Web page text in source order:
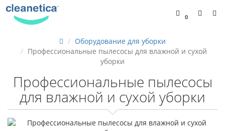
0
Оборудование для уборки
Профессиональные пылесосы для влажной и сухой
уборки
Профессиональные пылесосы
для влажной и сухой уборки